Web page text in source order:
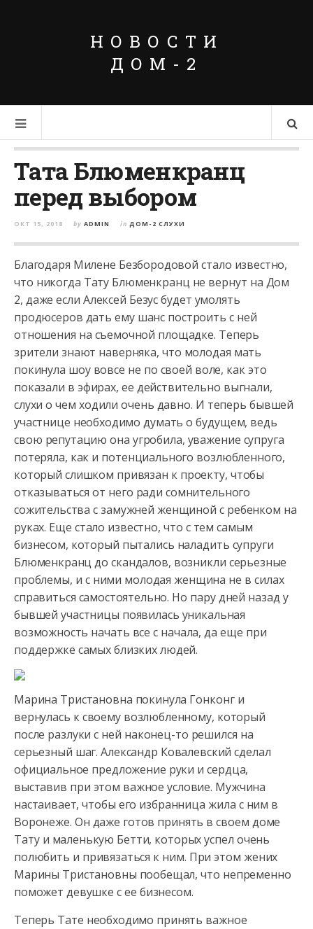
НОВОСТИ
ДОМ-2
Тата Блюменкранц
перед выбором
ОКТ 15, 2018 by ADMIN in ДОМ-2 СЛУХИ
Благодаря Милене Безбородовой стало известно,
что никогда Тату Блюменкранц не вернут на Дом
2, даже если Алексей Безус будет умолять
продюсеров дать ему шанс построить с ней
отношения на съемочной площадке. Теперь
зрители знают наверняка, что молодая мать
покинула шоу вовсе не по своей воле, как это
показали в эфирах, ее действительно выгнали,
слухи о чем ходили очень давно. И теперь бывшей
участнице необходимо думать о будущем, ведь
свою репутацию она угробила, уважение супруга
потеряла, как и потенциального возлюбленного,
который слишком привязан к проекту, чтобы
отказываться от него ради сомнительного
сожительства с замужней женщиной с ребенком на
руках. Еще стало известно, что с тем самым
бизнесом, который пытались наладить супруги
Блюменкранц до скандалов, возникли серьезные
проблемы, и с ними молодая женщина не в силах
справиться самостоятельно. Но пару дней назад у
бывшей участницы появилась уникальная
возможность начать все с начала, да еще при
поддержке самых близких людей.
Марина Тристановна покинула Гонконг и
вернулась к своему возлюбленному, который
после разлуки с ней наконец-то решился на
серьезный шаг. Александр Ковалевский сделал
официальное предложение руки и сердца,
выставив при этом важное условие. Мужчина
настаивает, чтобы его избранница жила с ним в
Воронеже. Он даже готов принять в своем доме
Тату и маленькую Бетти, которых успел очень
полюбить и привязаться к ним. При этом жених
Марины Тристановны пообещал, что непременно
поможет девушке с ее бизнесом.
Теперь Тате необходимо принять важное